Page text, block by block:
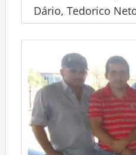
Dário, Tedorico